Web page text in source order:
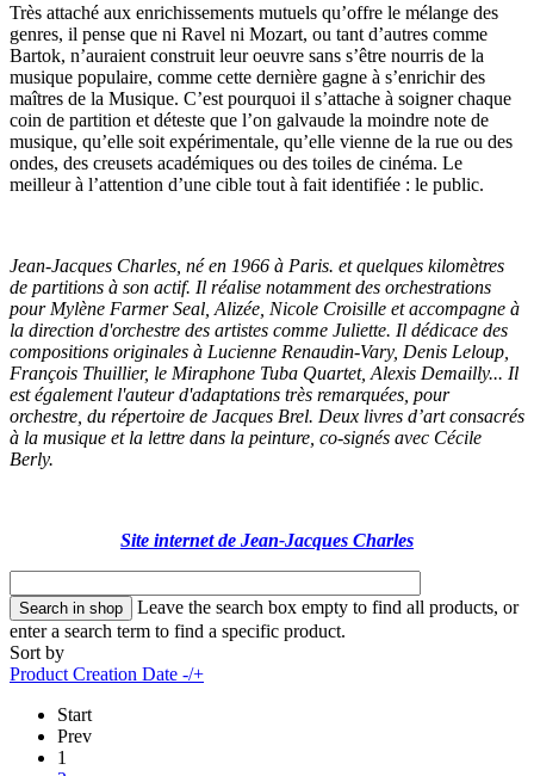
Très attaché aux enrichissements mutuels qu’offre le mélange des
genres, il pense que ni Ravel ni Mozart, ou tant d’autres comme
Bartok, n’auraient construit leur oeuvre sans s’être nourris de la
musique populaire, comme cette dernière gagne à s’enrichir des
maîtres de la Musique. C’est pourquoi il s’attache à soigner chaque
coin de partition et déteste que l’on galvaude la moindre note de
musique, qu’elle soit expérimentale, qu’elle vienne de la rue ou des
ondes, des creusets académiques ou des toiles de cinéma. Le
meilleur à l’attention d’une cible tout à fait identifiée : le public.
Jean-Jacques Charles, né en 1966 à Paris. et quelques kilomètres
de partitions à son actif. Il réalise notamment des orchestrations
pour Mylène Farmer Seal, Alizée, Nicole Croisille et accompagne à
la direction d'orchestre des artistes comme Juliette. Il dédicace des
compositions originales à Lucienne Renaudin-Vary, Denis Leloup,
François Thuillier, le Miraphone Tuba Quartet, Alexis Demailly... Il
est également l'auteur d'adaptations très remarquées, pour
orchestre, du répertoire de Jacques Brel. Deux livres d’art consacrés
à la musique et la lettre dans la peinture, co-signés avec Cécile
Berly.
Site internet de Jean-Jacques Charles
Leave the search box empty to find all products, or
enter a search term to find a specific product.
Sort by
Product Creation Date -/+
Start
Prev
1